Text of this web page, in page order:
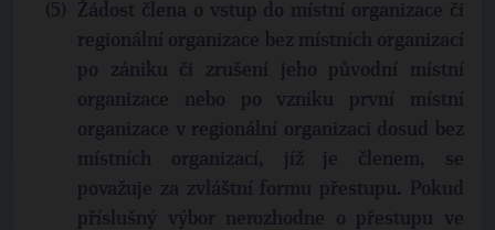
Žádost člena o vstup do místní organizace či
regionální organizace bez místních organizací
po zániku či zrušení jeho původní místní
organizace nebo po vzniku první místní
organizace v regionální organizaci dosud bez
místních organizací, jíž je členem,
se
považuje za zvláštní formu přestupu. Pokud
příslušný výbor nerozhodne o přestupu ve